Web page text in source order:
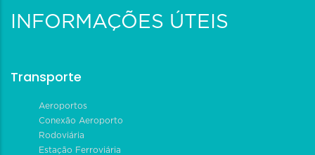
INFORMAÇÕES ÚTEIS
Transporte
Aeroportos
Conexão Aeroporto
Rodoviária
Estação Ferroviária